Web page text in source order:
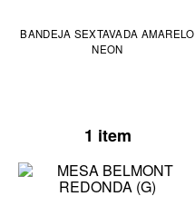
BANDEJA SEXTAVADA AMARELO
NEON
1 item